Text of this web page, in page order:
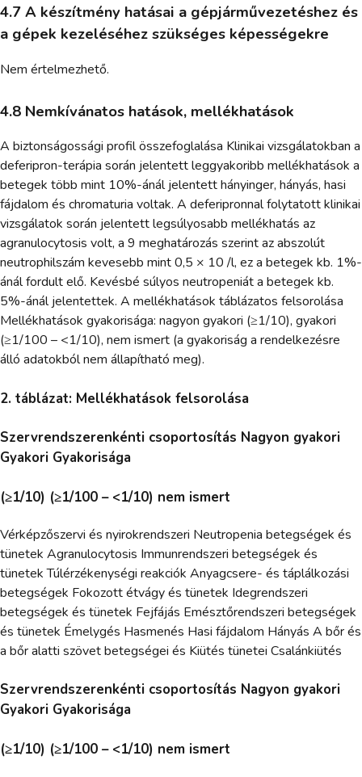
4.7 A készítmény hatásai a gépjárművezetéshez és
a gépek kezeléséhez szükséges képességekre
Nem értelmezhető.
4.8 Nemkívánatos hatások, mellékhatások
A biztonságossági profil összefoglalása Klinikai vizsgálatokban a
deferipron-terápia során jelentett leggyakoribb mellékhatások a
betegek több mint 10%-ánál jelentett hányinger, hányás, hasi
fájdalom és chromaturia voltak. A deferipronnal folytatott klinikai
vizsgálatok során jelentett legsúlyosabb mellékhatás az
agranulocytosis volt, a 9 meghatározás szerint az abszolút
neutrophilszám kevesebb mint 0,5 × 10 /l, ez a betegek kb. 1%-
ánál fordult elő. Kevésbé súlyos neutropeniát a betegek kb.
5%-ánál jelentettek. A mellékhatások táblázatos felsorolása
Mellékhatások gyakorisága: nagyon gyakori (≥1/10), gyakori
(≥1/100 – <1/10), nem ismert (a gyakoriság a rendelkezésre
álló adatokból nem állapítható meg).
2. táblázat: Mellékhatások felsorolása
Szervrendszerenkénti csoportosítás Nagyon gyakori
Gyakori Gyakorisága
(≥1/10) (≥1/100 – <1/10) nem ismert
Vérképzőszervi és nyirokrendszeri Neutropenia betegségek és
tünetek Agranulocytosis Immunrendszeri betegségek és
tünetek Túlérzékenységi reakciók Anyagcsere- és táplálkozási
betegségek Fokozott étvágy és tünetek Idegrendszeri
betegségek és tünetek Fejfájás Emésztőrendszeri betegségek
és tünetek Émelygés Hasmenés Hasi fájdalom Hányás A bőr és
a bőr alatti szövet betegségei és Kiütés tünetei Csalánkiütés
Szervrendszerenkénti csoportosítás Nagyon gyakori
Gyakori Gyakorisága
(≥1/10) (≥1/100 – <1/10) nem ismert